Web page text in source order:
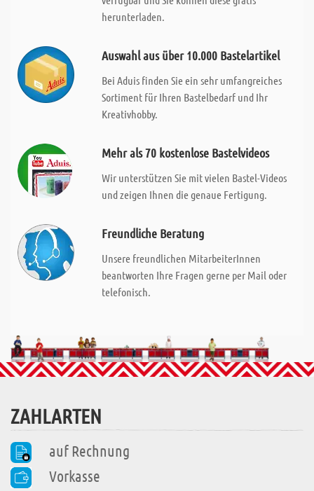
herunterladen.
Auswahl aus über 10.000 Bastelartikel
Bei Aduis finden Sie ein sehr umfangreiches
Sortiment für Ihren Bastelbedarf und Ihr
Kreativhobby.
Mehr als 70 kostenlose Bastelvideos
Wir unterstützen Sie mit vielen Bastel-Videos
und zeigen Ihnen die genaue Fertigung.
Freundliche Beratung
Unsere freundlichen MitarbeiterInnen
beantworten Ihre Fragen gerne per Mail oder
telefonisch.
ZAHLARTEN
auf Rechnung
Vorkasse